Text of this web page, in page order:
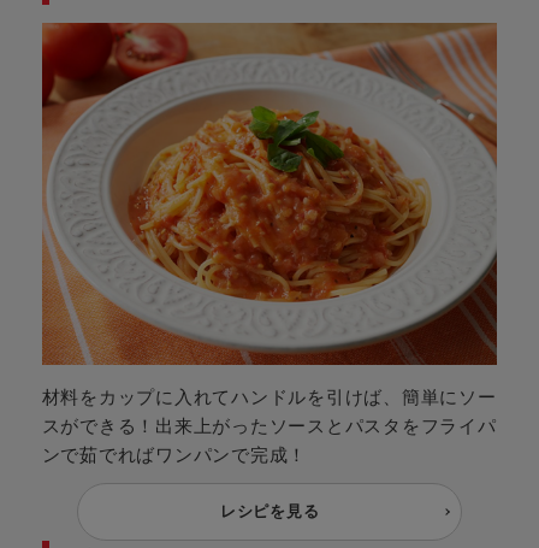
材料をカップに入れてハンドルを引けば、簡単にソー
スができる！出来上がったソースとパスタをフライパ
ンで茹でればワンパンで完成！
レシピを見る